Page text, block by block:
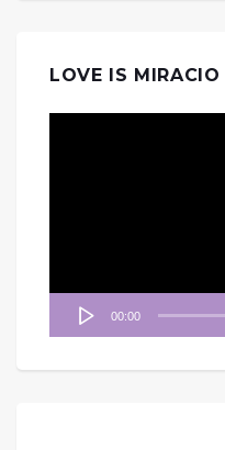
LOVE IS MIRACIO
00:00